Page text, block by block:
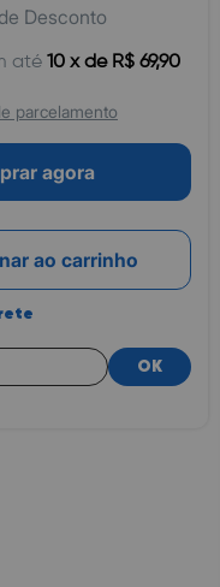
Desconto
até 10 x de R$ 69,90
parcelamento
agora
ao carrinho
OK